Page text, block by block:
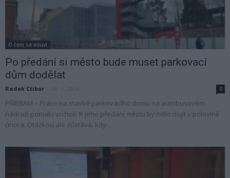
O čem se mluví
Po předání si město bude muset parkovací
dům dodělat
Radek Ctibor 0
PŘÍBRAM – Práce na stavbě parkovacího domu na autobusovém
nádraží pomalu vrcholí. K jeho předání městu by mělo dojít v polovině
února. Otázkou ale zůstává, kdy...